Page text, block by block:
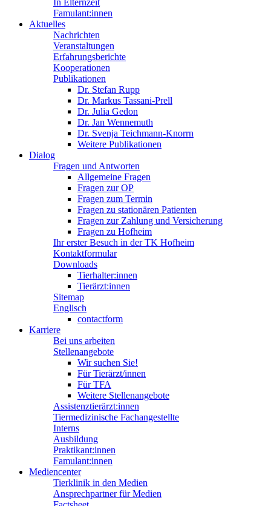
In Elternzeit
Famulant:innen
Aktuelles
Nachrichten
Veranstaltungen
Erfahrungsberichte
Kooperationen
Publikationen
Dr. Stefan Rupp
Dr. Markus Tassani-Prell
Dr. Julia Gedon
Dr. Jan Wennemuth
Dr. Svenja Teichmann-Knorrn
Weitere Publikationen
Dialog
Fragen und Antworten
Allgemeine Fragen
Fragen zur OP
Fragen zum Termin
Fragen zu stationären Patienten
Fragen zur Zahlung und Versicherung
Fragen zu Hofheim
Ihr erster Besuch in der TK Hofheim
Kontaktformular
Downloads
Tierhalter:innen
Tierärzt:innen
Sitemap
Englisch
contactform
Karriere
Bei uns arbeiten
Stellenangebote
Wir suchen Sie!
Für Tierärzt/innen
Für TFA
Weitere Stellenangebote
Assistenztierärzt:innen
Tiermedizinische Fachangestellte
Interns
Ausbildung
Praktikant:innen
Famulant:innen
Mediencenter
Tierklinik in den Medien
Ansprechpartner für Medien